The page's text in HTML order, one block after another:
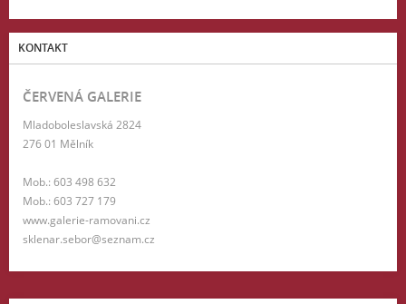
KONTAKT
ČERVENÁ GALERIE
Mladoboleslavská 2824
276 01 Mělník
Mob.: 603 498 632
Mob.: 603 727 179
www.galerie-ramovani.cz
sklenar.sebor@seznam.cz